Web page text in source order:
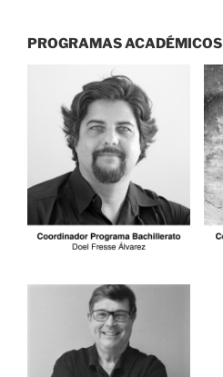
PROGRAMAS ACADÉMICOS